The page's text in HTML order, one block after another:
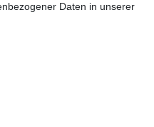
Daten in unserer